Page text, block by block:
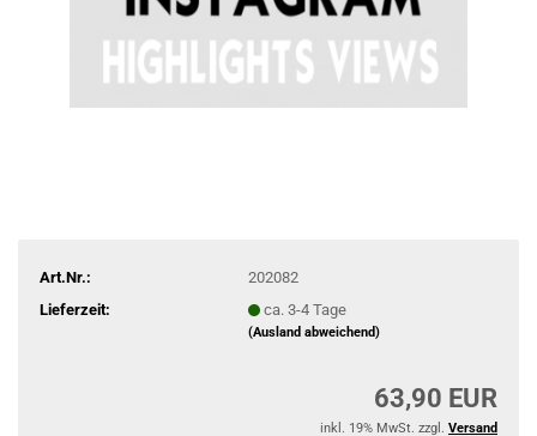
Art.Nr.:
202082
Lieferzeit:
ca. 3-4 Tage
(Ausland abweichend)
63,90 EUR
inkl. 19% MwSt. zzgl. Versand